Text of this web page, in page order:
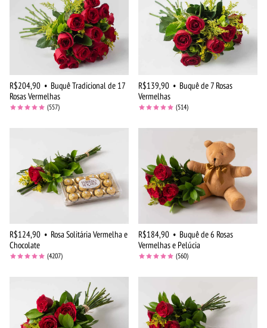
R$204,90 • Buquê Tradicional de 17
Rosas Vermelhas
(557)
R$139,90 • Buquê de 7 Rosas
Vermelhas
(514)
R$124,90 • Rosa Solitária Vermelha e
Chocolate
(4207)
R$184,90 • Buquê de 6 Rosas
Vermelhas e Pelúcia
(560)